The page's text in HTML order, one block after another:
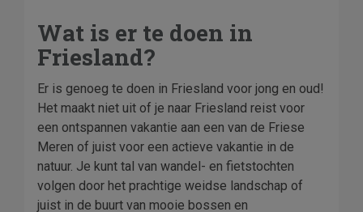
Wat is er te doen in
Friesland?
Er is genoeg te doen in Friesland voor jong en oud!
Het maakt niet uit of je naar Friesland reist voor
een ontspannen vakantie aan een van de Friese
Meren of juist voor een actieve vakantie in de
natuur. Je kunt tal van wandel- en fietstochten
volgen door het prachtige weidse landschap of
juist in de buurt van mooie bossen en